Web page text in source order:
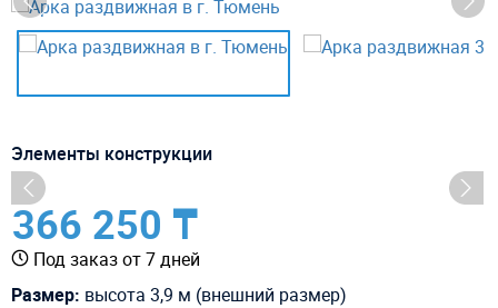
Элементы конструкции
366 250 ₸
Под заказ от 7 дней
Размер: высота 3,9 м (внешний размер)